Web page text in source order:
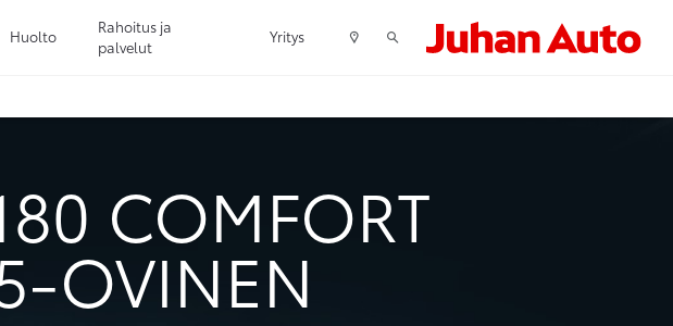
Huolto
Rahoitus ja
palvelut
Yritys
COMFORT
OVINEN